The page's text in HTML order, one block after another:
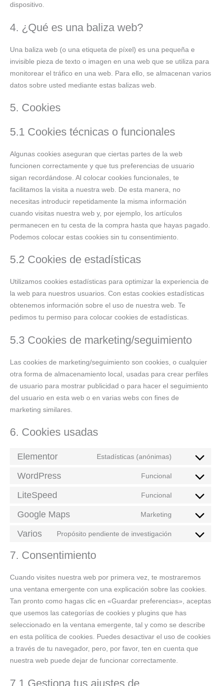
dispositivo.
4. ¿Qué es una baliza web?
Una baliza web (o una etiqueta de píxel) es una pequeña e
invisible pieza de texto o imagen en una web que se utiliza para
monitorear el tráfico en una web. Para ello, se almacenan varios
datos sobre usted mediante estas balizas web.
5. Cookies
5.1 Cookies técnicas o funcionales
Algunas cookies aseguran que ciertas partes de la web
funcionen correctamente y que tus preferencias de usuario
sigan recordándose. Al colocar cookies funcionales, te
facilitamos la visita a nuestra web. De esta manera, no
necesitas introducir repetidamente la misma información
cuando visitas nuestra web y, por ejemplo, los artículos
permanecen en tu cesta de la compra hasta que hayas pagado.
Podemos colocar estas cookies sin tu consentimiento.
5.2 Cookies de estadísticas
Utilizamos cookies estadísticas para optimizar la experiencia de
la web para nuestros usuarios. Con estas cookies estadísticas
obtenemos información sobre el uso de nuestra web. Te
pedimos tu permiso para colocar cookies de estadísticas.
5.3 Cookies de marketing/seguimiento
Las cookies de marketing/seguimiento son cookies, o cualquier
otra forma de almacenamiento local, usadas para crear perfiles
de usuario para mostrar publicidad o para hacer el seguimiento
del usuario en esta web o en varias webs con fines de
marketing similares.
6. Cookies usadas
Elementor Estadísticas (anónimas)
WordPress Funcional
LiteSpeed Funcional
Google Maps Marketing
Varios Propósito pendiente de investigación
7. Consentimiento
Cuando visites nuestra web por primera vez, te mostraremos
una ventana emergente con una explicación sobre las cookies.
Tan pronto como hagas clic en «Guardar preferencias», aceptas
que usemos las categorías de cookies y plugins que has
seleccionado en la ventana emergente, tal y como se describe
en esta política de cookies. Puedes desactivar el uso de cookies
a través de tu navegador, pero, por favor, ten en cuenta que
nuestra web puede dejar de funcionar correctamente.
7.1 Gestiona tus ajustes de